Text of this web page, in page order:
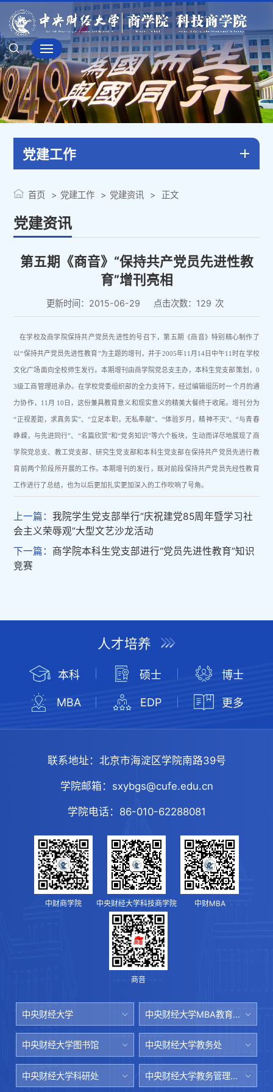
党建工作
党建资讯
首页 党建工作 党建资讯 正文
第五期《商音》“保持共产党员先进性教
育”增刊亮相
更新时间：2015-06-29 点击次数： 129 次
在学校及商学院保持共产党员先进性的号召下，第五期《商音》特别精心制作了
以“保持共产党员先进性教育”为主题的增刊，并于2005年11 月 14日中午11 时在学校
文化广场面向全校师生发行。本期增刊由商学院党总支主办，本科生党支部策划， 0
3级工商管理班承办。在学校党委组织部的全力支持下，经过编辑组历时一个月的通
力协作， 11 月 10 日，这份兼具教育意义和现实意义的精美大餐终于收尾。增刊分为
“正视差距，求真务实”、“立足本职，无私奉献”、“体验岁月，精神不灭”、“与青春
峥嵘，与先进同行”、“名篇欣赏”和“党务知识”等六个板块，生动而详尽地展现了商
学院党总支、教工党支部、研究生党支部和本科生党支部在保持共产党员先进行教
育前两个阶段所开展的工作。本期增刊的发行，既对前段保持共产党员先经性教育
工作进行了总结，也为以后更加扎实更加深入的工作吹响了号角。
上一篇：我院学生党支部举行“庆祝建党85周年暨学习社
会主义荣辱观”大型文艺沙龙活动
下一篇： 商学院本科生党支部进行“党员先进性教育”知识
竞赛
人才培养
本科 硕士 博士
MBA EDP 更多
联系地址： 北京市海淀区学院南路39号
学院邮箱： sxybgs@cufe.edu.cn
学院电话： 86-010-62288081
中财商学院 中央财经大学科技商学院 中财MBA
商音
中央财经大学 中央财经大学MBA教育中心
中央财经大学图书馆 中央财经大学教务处
中央财经大学科研处 中央财经大学教务管理系统